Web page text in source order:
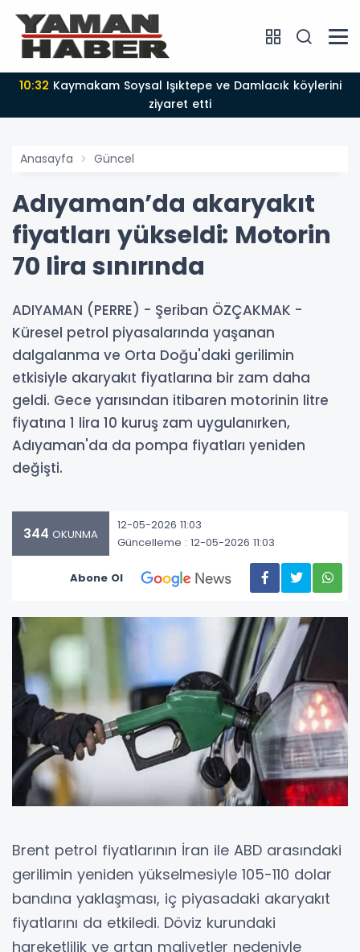
10:32
ziyaret etti
Anasayfa Güncel
Adıyaman’da akaryakıt
fiyatları yükseldi: Motorin
70 lira sınırında
ADIYAMAN (PERRE) - Şeriban ÖZÇAKMAK -
Küresel petrol piyasalarında yaşanan
dalgalanma ve Orta Doğu'daki gerilimin
etkisiyle akaryakıt fiyatlarına bir zam daha
geldi. Gece yarısından itibaren motorinin litre
fiyatına 1 lira 10 kuruş zam uygulanırken,
Adıyaman'da da pompa fiyatları yeniden
değişti.
344 OKUNMA
12-05-2026 11:03
Güncelleme : 12-05-2026 11:03
Abone Ol
Brent petrol fiyatlarının İran ile ABD arasındaki
gerilimin yeniden yükselmesiyle 105-110 dolar
bandına yaklaşması, iç piyasadaki akaryakıt
fiyatlarını da etkiledi. Döviz kurundaki
hareketlilik ve artan maliyetler nedeniyle